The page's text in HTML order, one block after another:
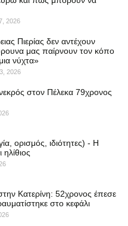
2026
Πιερίας δεν αντέχουν
μας παίρνουν τον κόπο
νύχτα»
2026
στον Πέλεκα 79χρονος
ορισμός, ιδιότητες) - Η
ηλίθιος
Κατερίνη: 52χρονος έπεσε
στο κεφάλι